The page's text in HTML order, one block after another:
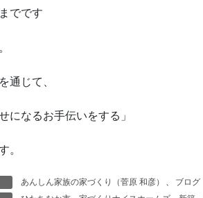
でです
通じて、
になるお手伝いをする」
。
あんしん家族の家づくり（菅原 和彦） 、
ブログ